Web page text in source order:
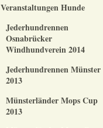
Veranstaltungen Hunde
Jederhundrennen
Osnabrücker
Windhundverein 2014
Jederhundrennen Münster
2013
Münsterländer Mops Cup
2013